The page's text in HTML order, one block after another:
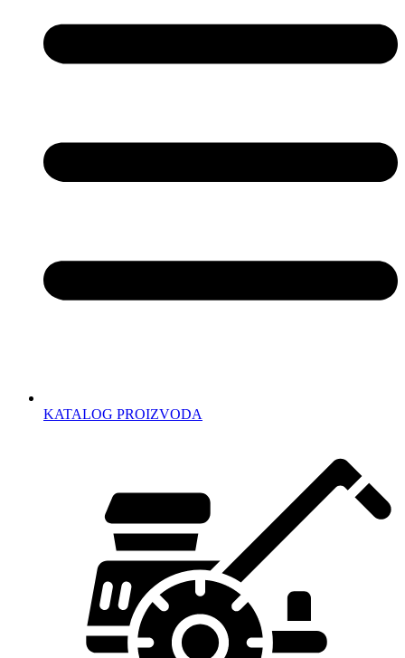
KATALOG PROIZVODA